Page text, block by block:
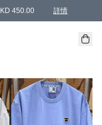
450.00 詳情
products, members can
送貨方式 )